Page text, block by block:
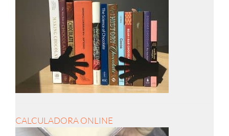
CALCULADORA ONLINE